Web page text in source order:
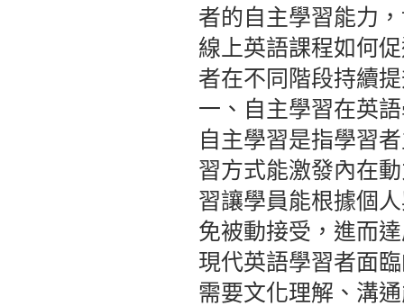
者的自主學習能力
線上英語課程如何
者在不同階段持續
一、自主學習在英
自主學習是指學習
習方式能激發內在
習讓學員能根據個
免被動接受，進而
現代英語學習者面
需要文化理解、溝